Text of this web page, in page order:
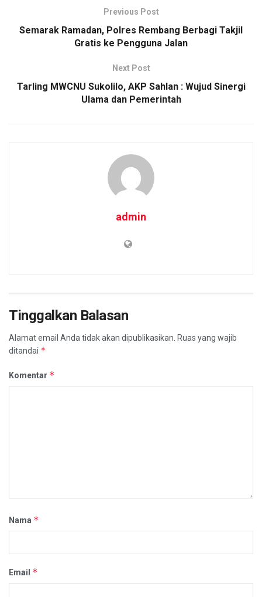
o
A
p
p
n
k
Previous Post
Semarak Ramadan, Polres Rembang Berbagi Takjil
Gratis ke Pengguna Jalan
Next Post
Tarling MWCNU Sukolilo, AKP Sahlan : Wujud Sinergi
Ulama dan Pemerintah
admin
Tinggalkan Balasan
Alamat email Anda tidak akan dipublikasikan. Ruas yang wajib
ditandai *
Komentar *
Nama *
Email *